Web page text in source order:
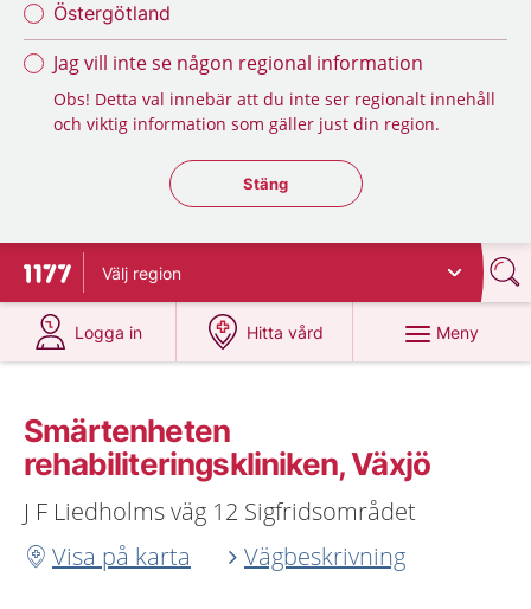
Östergötland
Jag vill inte se någon regional information
Obs! Detta val innebär att du inte ser regionalt innehåll
och viktig information som gäller just din region.
Stäng regionsväljaren
Stäng
Till startsidan för 1177
Välj region
Logga in
på 1177.se
Hitta vård
på 1177.se
Meny
Smärtenheten
rehabiliteringskliniken, Växjö
J F Liedholms väg 12 Sigfridsområdet
Visa på karta
Vägbeskrivning